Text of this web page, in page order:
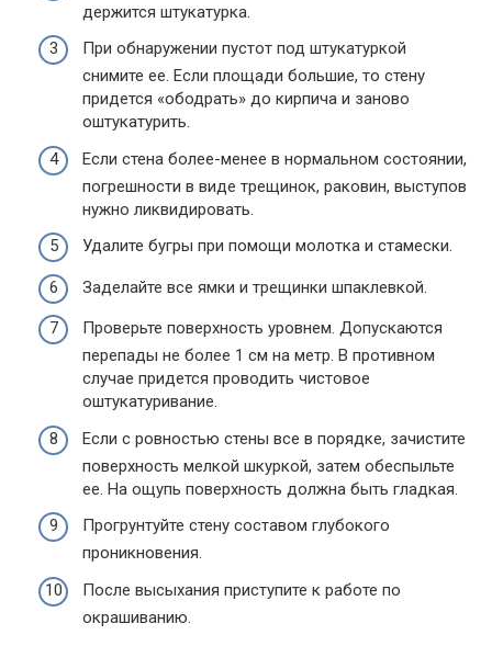
держится штукатурка.
При обнаружении пустот под штукатуркой
снимите ее. Если площади большие, то стену
придется «ободрать» до кирпича и заново
оштукатурить.
Если стена более-менее в нормальном состоянии,
погрешности в виде трещинок, раковин, выступов
нужно ликвидировать.
Удалите бугры при помощи молотка и стамески.
Заделайте все ямки и трещинки шпаклевкой.
Проверьте поверхность уровнем. Допускаются
перепады не более 1 см на метр. В противном
случае придется проводить чистовое
оштукатуривание.
Если с ровностью стены все в порядке, зачистите
поверхность мелкой шкуркой, затем обеспыльте
ее. На ощупь поверхность должна быть гладкая.
Прогрунтуйте стену составом глубокого
проникновения.
После высыхания приступите к работе по
окрашиванию.